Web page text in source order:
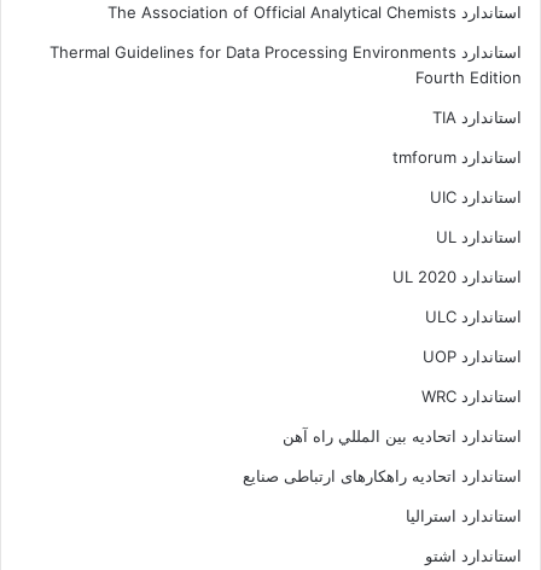
استاندارد The Association of Official Analytical Chemists
استاندارد Thermal Guidelines for Data Processing Environments
Fourth Edition
استاندارد TIA
استاندارد tmforum
استاندارد UIC
استاندارد UL
استاندارد UL 2020
استاندارد ULC
استاندارد UOP
استاندارد WRC
استاندارد اتحاديه بين المللي راه آهن
استاندارد اتحادیه راهکارهای ارتباطی صنایع
استاندارد استرالیا
استاندارد اشتو